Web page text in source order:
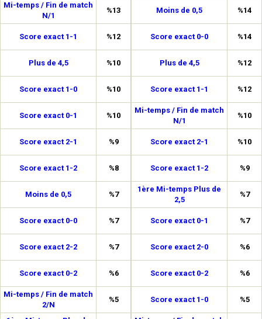
Mi-temps / Fin de match
N/1
%13
Score exact 1-1 %12
Plus de 4,5 %10
Score exact 1-0 %10
Score exact 0-1 %10
Score exact 2-1 %9
Score exact 1-2 %8
Moins de 0,5 %7
Score exact 0-0 %7
Score exact 2-2 %7
Score exact 0-2 %6
Mi-temps / Fin de match
2/N
%5
Moins de 0,5 %14
Score exact 0-0 %14
Plus de 4,5 %12
Score exact 1-1 %12
Mi-temps / Fin de match
N/1
%10
Score exact 2-1 %10
Score exact 1-2 %9
1ère Mi-temps Plus de
2,5
%7
Score exact 0-1 %7
Score exact 2-0 %6
Score exact 0-2 %6
Score exact 1-0 %5